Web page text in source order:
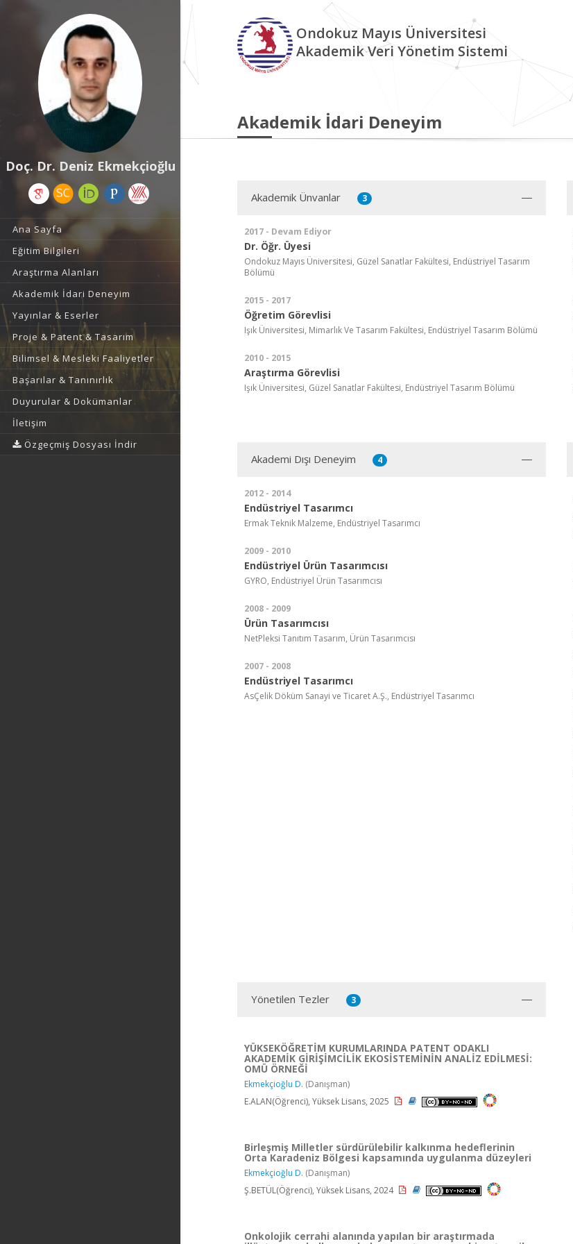
Doç. Dr. Deniz Ekmekçioğlu
Ana Sayfa
Eğitim Bilgileri
Araştırma Alanları
Akademik İdari Deneyim
Yayınlar & Eserler
Proje & Patent & Tasarım
Bilimsel & Mesleki Faaliyetler
Başarılar & Tanınırlık
Duyurular & Dokümanlar
İletişim
Özgeçmiş Dosyası İndir
Ondokuz Mayıs Üniversitesi
Akademik Veri Yönetim Sistemi
Akademik İdari Deneyim
Akademik Ünvanlar 3
2017 - Devam Ediyor
Dr. Öğr. Üyesi
Ondokuz Mayıs Üniversitesi, Güzel Sanatlar Fakültesi, Endüstriyel Tasarım
Bölümü
2015 - 2017
Öğretim Görevlisi
Işık Üniversitesi, Mimarlık Ve Tasarım Fakültesi, Endüstriyel Tasarım Bölümü
2010 - 2015
Araştırma Görevlisi
Işık Üniversitesi, Güzel Sanatlar Fakültesi, Endüstriyel Tasarım Bölümü
Akademi Dışı Deneyim 4
2012 - 2014
Endüstriyel Tasarımcı
Ermak Teknik Malzeme, Endüstriyel Tasarımcı
2009 - 2010
Endüstriyel Ürün Tasarımcısı
GYRO, Endüstriyel Ürün Tasarımcısı
2008 - 2009
Ürün Tasarımcısı
NetPleksi Tanıtım Tasarım, Ürün Tasarımcısı
2007 - 2008
Endüstriyel Tasarımcı
AsÇelik Döküm Sanayi ve Ticaret A.Ş., Endüstriyel Tasarımcı
Yönetilen Tezler 3
YÜKSEKÖĞRETİM KURUMLARINDA PATENT ODAKLI
AKADEMİK GİRİŞİMCİLİK EKOSİSTEMİNİN ANALİZ EDİLMESİ:
OMÜ ÖRNEĞİ
Ekmekçioğlu D. (Danışman)
E.ALAN(Öğrenci), Yüksek Lisans, 2025
Birleşmiş Milletler sürdürülebilir kalkınma hedeflerinin
Orta Karadeniz Bölgesi kapsamında uygulanma düzeyleri
Ekmekçioğlu D. (Danışman)
Ş.BETÜL(Öğrenci), Yüksek Lisans, 2024
Onkolojik cerrahi alanında yapılan bir araştırmada